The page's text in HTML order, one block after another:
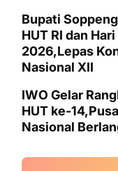
Bupati
HUT RI dan
2026,Lepas
Nasional XII
IWO Gelar
HUT ke-
Nasional